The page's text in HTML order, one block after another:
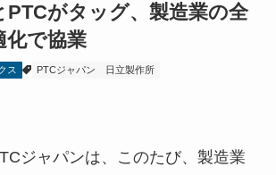
PTCがタッグ、製造業の全
化で協業
ス PTCジャパン 日立製作所
ジャパンは、このたび、製造業